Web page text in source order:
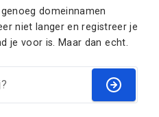
domeinnamen
niet langer en registreer je
je voor is. Maar dan echt.